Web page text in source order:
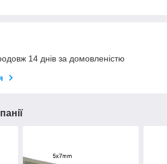
14 днів за домовленістю